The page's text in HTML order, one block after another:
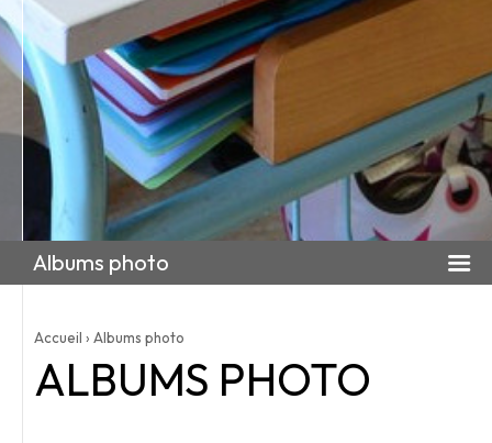
Albums photo
Accueil › Albums photo
ALBUMS PHOTO